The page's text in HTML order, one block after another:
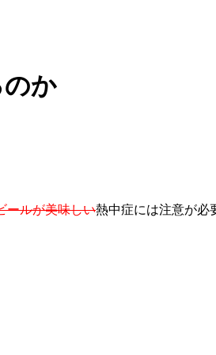
か
ールが美味しい熱中症には注意が必